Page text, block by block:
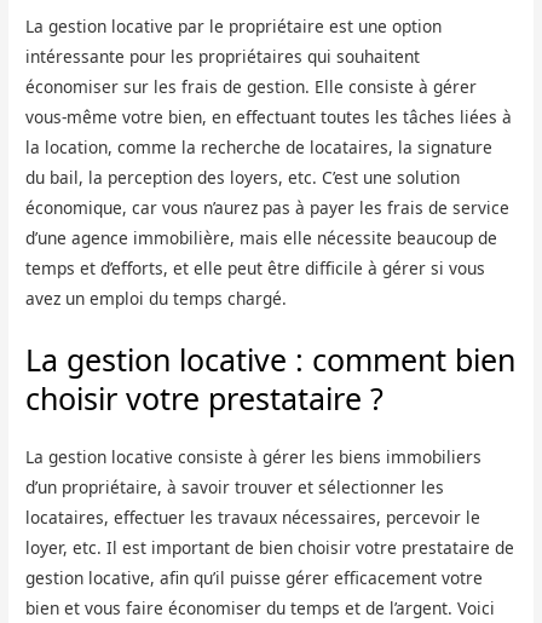
La gestion locative par le propriétaire est une option
intéressante pour les propriétaires qui souhaitent
économiser sur les frais de gestion. Elle consiste à gérer
vous-même votre bien, en effectuant toutes les tâches liées à
la location, comme la recherche de locataires, la signature
du bail, la perception des loyers, etc. C’est une solution
économique, car vous n’aurez pas à payer les frais de service
d’une agence immobilière, mais elle nécessite beaucoup de
temps et d’efforts, et elle peut être difficile à gérer si vous
avez un emploi du temps chargé.
La gestion locative : comment bien
choisir votre prestataire ?
La gestion locative consiste à gérer les biens immobiliers
d’un propriétaire, à savoir trouver et sélectionner les
locataires, effectuer les travaux nécessaires, percevoir le
loyer, etc. Il est important de bien choisir votre prestataire de
gestion locative, afin qu’il puisse gérer efficacement votre
bien et vous faire économiser du temps et de l’argent. Voici